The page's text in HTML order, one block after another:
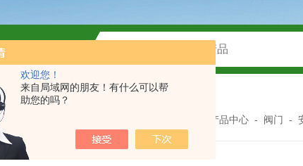
欢迎您！
来自局域网的朋友！有什么可以帮
助您的吗？
产品中心 - 阀门 -